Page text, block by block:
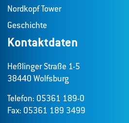
Nordkopf Tower
Geschichte
Kontaktdaten
Heßlinger Straße 1-5
38440 Wolfsburg
Telefon: 05361 189-0
Fax: 05361 189 3499